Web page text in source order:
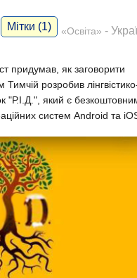
Мітки (1)
«Освіта» -
придумав, як заговорити
розробив
"Р.І.Д.", який є
систем Android та